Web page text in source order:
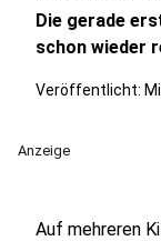
Die gerade
schon wieder
Veröffentlicht:
Anzeige
Auf mehreren